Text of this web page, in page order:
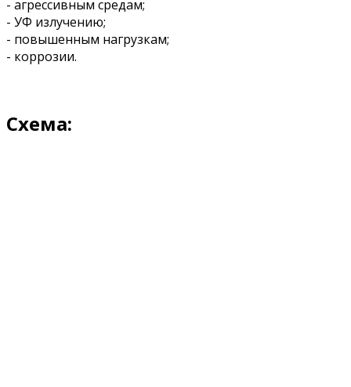
- агрессивным средам;
- УФ излучению;
- повышенным нагрузкам;
- коррозии.
Схема: